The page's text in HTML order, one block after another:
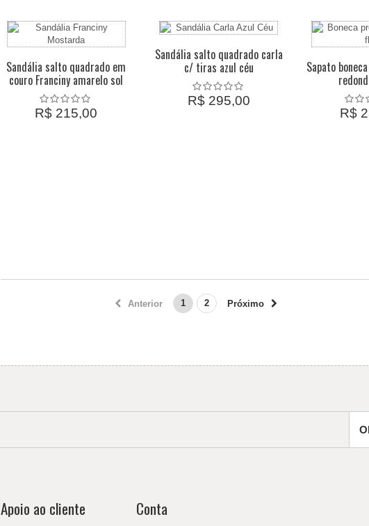
Sandália salto quadrado em
couro Franciny amarelo sol
R$ 215,00
Sandália salto quadrado carla
c/ tiras azul céu
R$ 295,00
Sapato
R$
Anterior 1 2 Próximo
Apoio ao cliente Conta